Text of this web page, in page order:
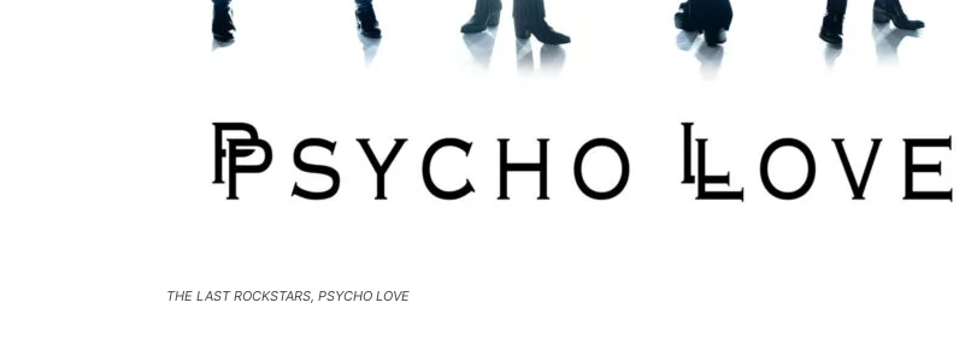
THE LAST ROCKSTARS, PSYCHO LOVE